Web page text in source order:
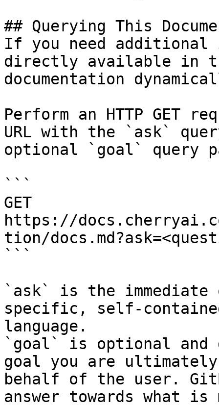
## Querying This
If you need
directly available in
documentation
Perform an HTTP GET
URL with the `ask`
optional `goal` query
```
GET
https://
tion/
```
`ask` is the
specific, self-
language.
`goal` is optional and
goal you are
behalf of the user.
answer towards what